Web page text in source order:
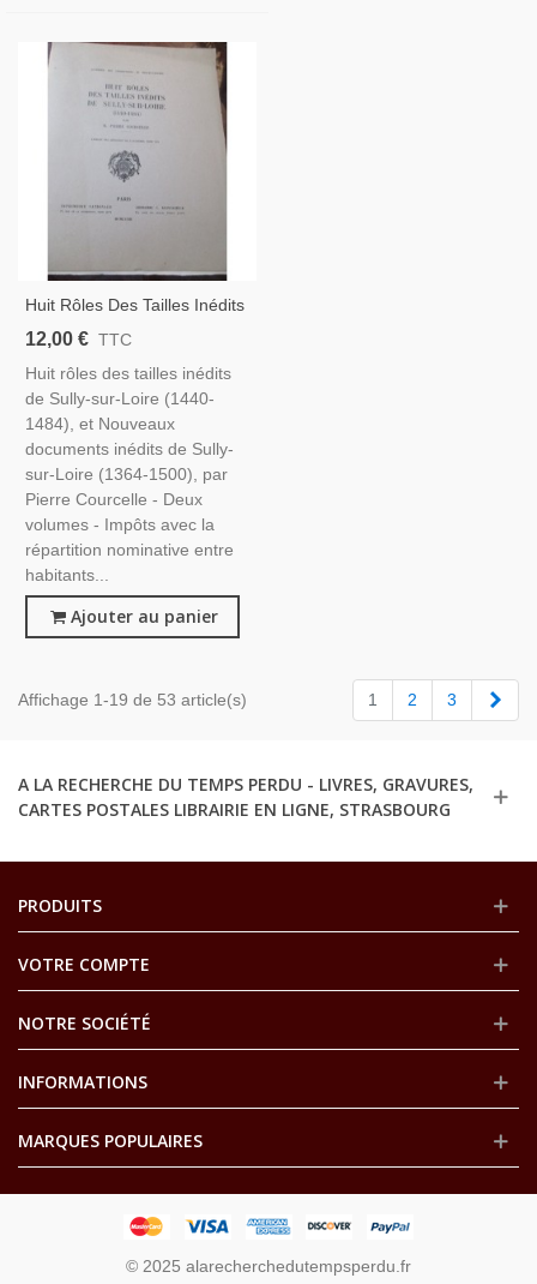
Huit Rôles Des Tailles Inédits
Et Nouveaux Documents De
Impôts Moyen Age,
Recensement Population,
12,00 € TTC
Huit rôles des tailles inédits
de Sully-sur-Loire (1440-
1484), et Nouveaux
documents inédits de Sully-
sur-Loire (1364-1500), par
Pierre Courcelle - Deux
volumes - Impôts avec la
répartition nominative entre
habitants...
Ajouter au panier
Affichage 1-19 de 53 article(s) 1 2 3
A LA RECHERCHE DU TEMPS PERDU - LIVRES, GRAVURES,
CARTES POSTALES LIBRAIRIE EN LIGNE, STRASBOURG
PRODUITS
VOTRE COMPTE
NOTRE SOCIÉTÉ
INFORMATIONS
MARQUES POPULAIRES
© 2025 alarecherchedutempsperdu.fr